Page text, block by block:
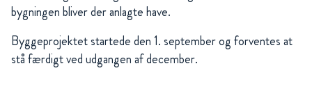
bygningen bliver der anlagte have.
Byggeprojektet startede den 1. september og forventes at
stå færdigt ved udgangen af december.